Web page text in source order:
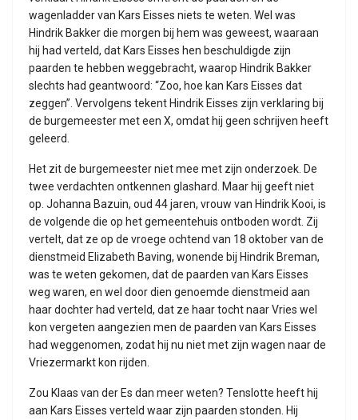
wagenladder van Kars Eisses niets te weten. Wel was
Hindrik Bakker die morgen bij hem was geweest, waaraan
hij had verteld, dat Kars Eisses hen beschuldigde zijn
paarden te hebben weggebracht, waarop Hindrik Bakker
slechts had geantwoord: “Zoo, hoe kan Kars Eisses dat
zeggen”. Vervolgens tekent Hindrik Eisses zijn verklaring bij
de burgemeester met een X, omdat hij geen schrijven heeft
geleerd.
Het zit de burgemeester niet mee met zijn onderzoek. De
twee verdachten ontkennen glashard. Maar hij geeft niet
op. Johanna Bazuin, oud 44 jaren, vrouw van Hindrik Kooi, is
de volgende die op het gemeentehuis ontboden wordt. Zij
vertelt, dat ze op de vroege ochtend van 18 oktober van de
dienstmeid Elizabeth Baving, wonende bij Hindrik Breman,
was te weten gekomen, dat de paarden van Kars Eisses
weg waren, en wel door dien genoemde dienstmeid aan
haar dochter had verteld, dat ze haar tocht naar Vries wel
kon vergeten aangezien men de paarden van Kars Eisses
had weggenomen, zodat hij nu niet met zijn wagen naar de
Vriezermarkt kon rijden.
Zou Klaas van der Es dan meer weten? Tenslotte heeft hij
aan Kars Eisses verteld waar zijn paarden stonden. Hij